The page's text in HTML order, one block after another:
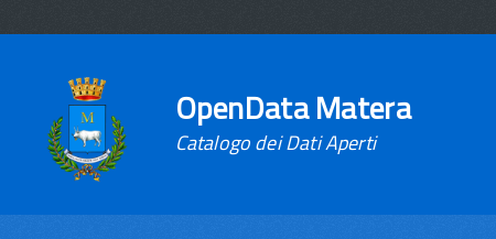
OpenData Matera
Catalogo dei Dati Aperti